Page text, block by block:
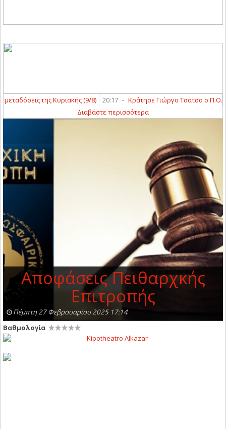
της Κυριακής (9/8) 20:17 - Κράτησε Γιώργο Τσάτσο ο Π.Ο.
Διαβάστε περισσότερα
Αποφάσεις Πειθαρχκής
Επιτροπής
Πέμπτη 27 Φεβρουαρίου 2025 17:14
Βαθμολογία